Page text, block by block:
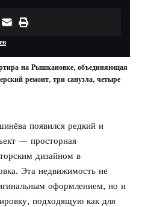
на Рышкановке, объединяющая
ремонт, три санузла, четыре
появился редкий и
— просторная
дизайном в
Эта недвижимость не
оформлением, но и
подходящую как для